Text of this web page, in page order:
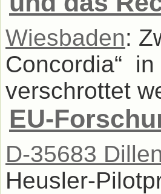
Wiesbaden:
Concordia“
verschrottet
EU-
D-35683
Heusler-